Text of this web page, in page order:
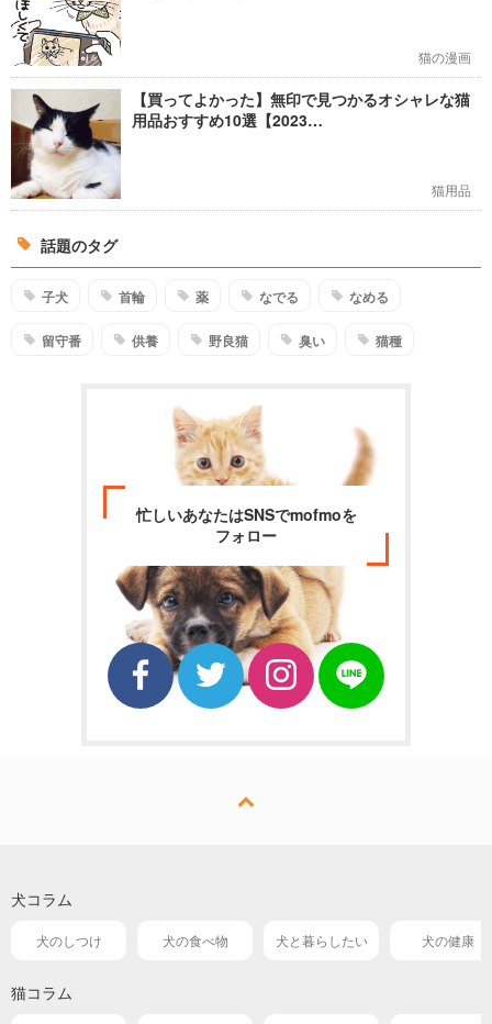
猫の漫画
【買ってよかった】無印で見つかるオシャレな猫
用品おすすめ10選【2023…
猫用品
話題のタグ
子犬 首輪 薬 なでる なめる
留守番 供養 野良猫 臭い 猫種
忙しいあなたはSNSでmofmoを
フォロー
犬コラム
犬のしつけ 犬の食べ物 犬と暮らしたい 犬の健康
猫コラム